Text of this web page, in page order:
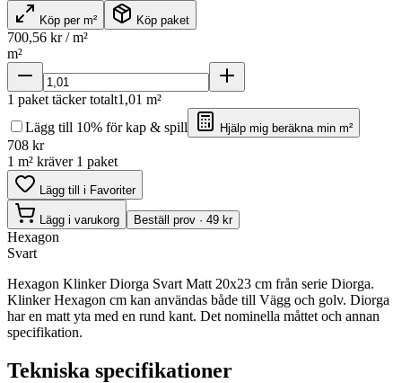
Köp per m² Köp paket
700,56 kr / m²
m²
1 paket täcker totalt1,01 m²
Lägg till 10% för kap & spill
Hjälp mig beräkna min m²
708 kr
1 m² kräver 1 paket
Lägg till i Favoriter
Lägg i varukorg Beställ prov · 49 kr
Hexagon
Svart
Hexagon Klinker Diorga Svart Matt 20x23 cm från serie Diorga.
Klinker Hexagon cm kan användas både till Vägg och golv. Diorga
har en matt yta med en rund kant. Det nominella måttet och annan
specifikation.
Tekniska specifikationer